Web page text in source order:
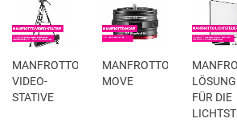
MANFROTTO
VIDEO-
STATIVE
MANFROTTO
MOVE
FÜR DIE